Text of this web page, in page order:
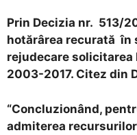
Prin Decizia nr. 513/
hotărârea recurată în
rejudecare solicitarea
2003-2017. Citez din
“Concluzionând,
admiterea